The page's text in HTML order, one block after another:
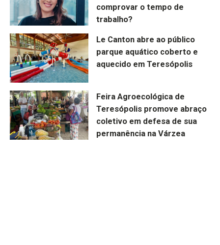
comprovar o tempo de
trabalho?
Le Canton abre ao público
parque aquático coberto e
aquecido em Teresópolis
Feira Agroecológica de
Teresópolis promove abraço
coletivo em defesa de sua
permanência na Várzea